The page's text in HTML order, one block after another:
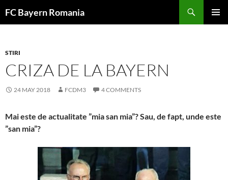
toFC Bayern Romania
STIRI
CRIZA DE LA BAYERN
24 MAY 2018 FCDM3 4 COMMENTS
Mai este de actualitate ”mia san mia”? Sau, de fapt, unde este
”san mia”?